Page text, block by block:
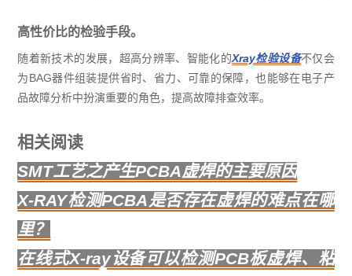
高性价比的检验手段。
随着新技术的发展，超高分辨率、智能化的Xray检验设备不仅会
为BAG器件组装提供省时、省力、可靠的保障，也能够在电子产
品故障分析中扮演重要的角色，提高故障排查效率。
相关阅读
SMT工艺之产生PCBA虚焊的主要原因
X-RAY检测PCBA是否存在虚焊的难点在哪
里？
在线式X-ray设备可以检测PCB板虚焊、粘